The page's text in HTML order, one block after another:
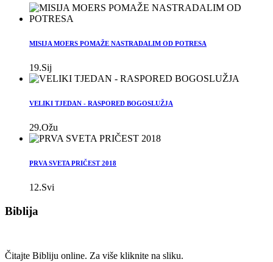
MISIJA MOERS POMAŽE NASTRADALIM OD POTRESA
19.Sij
VELIKI TJEDAN - RASPORED BOGOSLUŽJA
29.Ožu
PRVA SVETA PRIČEST 2018
12.Svi
Biblija
Čitajte Bibliju online. Za više kliknite na sliku.